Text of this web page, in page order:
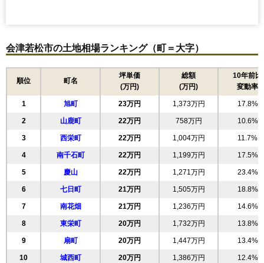
会津若松市の土地相場ランキング（町＝大字）
順位 町名
坪単価
(万円)
総額
(万円)
10年前比
変動率
1 旭町 23万円 1,373万円 17.8%
2 山鹿町 22万円 758万円 10.6%
3 西栄町 22万円 1,004万円 11.7%
4 南千石町 22万円 1,199万円 17.5%
5 慶山 22万円 1,271万円 23.4%
6 七日町 21万円 1,505万円 18.8%
7 南花畑 21万円 1,236万円 14.6%
8 東栄町 20万円 1,732万円 13.8%
9 扇町 20万円 1,447万円 13.4%
10 城西町 20万円 1,386万円 12.4%